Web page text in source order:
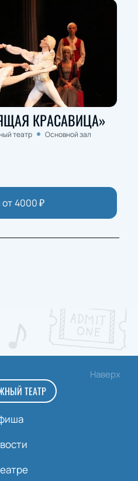
КРАСАВИЦА»
театр Основной зал
4000₽
Наверх
ТЕАТР